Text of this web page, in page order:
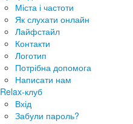
Міста і частоти
Як слухати онлайн
Лайфстайл
Контакти
Логотип
Потрібна допомога
Написати нам
Relax-клуб
Вхід
Забули пароль?